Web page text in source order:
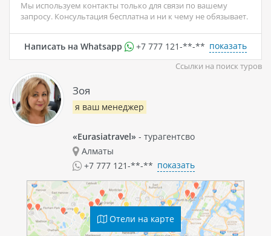
Мы используем контакты только для связи по вашему
запросу. Консультация бесплатна и ни к чему не обязывает.
Написать на Whatsapp +7 777 121-**-** показать
Ссылки на поиск туров
Зоя
я ваш менеджер
«Eurasiatravel» - турагентсво
Алматы
+7 777 121-**-** показать
Отели на карте